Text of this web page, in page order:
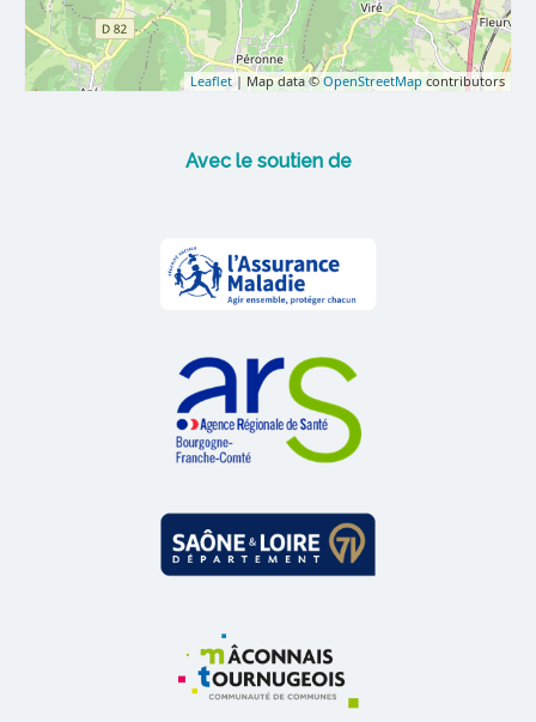
Leaflet | Map data ©OpenStreetMap contributors
Avec le soutien de